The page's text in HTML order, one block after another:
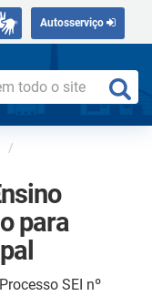
Autosserviço
para
SEI nº